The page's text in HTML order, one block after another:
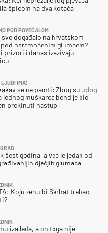
špicom na dva kotača
POD POVEĆALOM
sve događalo na hrvatskom
osramoćenim glumcem?
prizori i danas izazivaju
LJUDI IMA!
se ne pamti: Zbog suludog
jednog muškarca bend je bio
prekinuti nastup
šest godina, a već je jedan od
dječjih glumaca
Koju ženu bi Serhat trebao
iza leđa, a on toga nije